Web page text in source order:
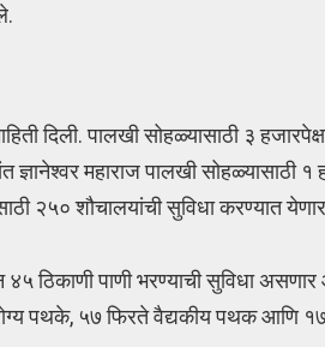
दिली. पालखी सोहळ्यासाठी ३
महाराज पालखी सोहळ्यासाठी १
२५० शौचालयांची सुविधा करण्यात
ठिकाणी पाणी भरण्याची सुविधा
पथके, ५७ फिरते वैद्यकीय पथक आणि